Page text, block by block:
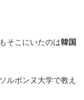
そこにいたのは韓国
ルボンヌ大学で教え